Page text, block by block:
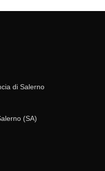
di Salerno
(SA)